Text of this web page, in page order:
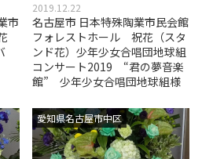
市
2019.12.22
名古屋市 日本特殊陶業市民会館
フォレストホール 祝花（スタ
ンド花）少年少女合唱団地球組
コンサート2019 “君の夢音楽
館” 少年少女合唱団地球組様
愛知県名古屋市中区